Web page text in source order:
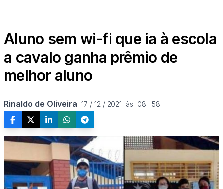
Aluno sem wi-fi que ia à escola
a cavalo ganha prêmio de
melhor aluno
Rinaldo de Oliveira 17 / 12 / 2021  às  08 : 58